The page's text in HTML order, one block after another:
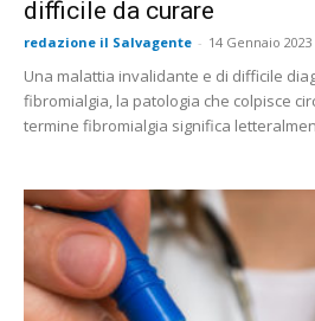
difficile da curare
redazione il Salvagente - 14 Gennaio 2023
Una malattia invalidante e di difficile
fibromialgia, la patologia che colpisce
termine fibromialgia significa